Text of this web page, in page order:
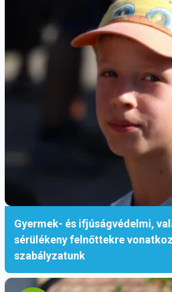
Gyermek- és ifjúságvédelmi,
sérülékeny felnőttekre
szabályzatunk